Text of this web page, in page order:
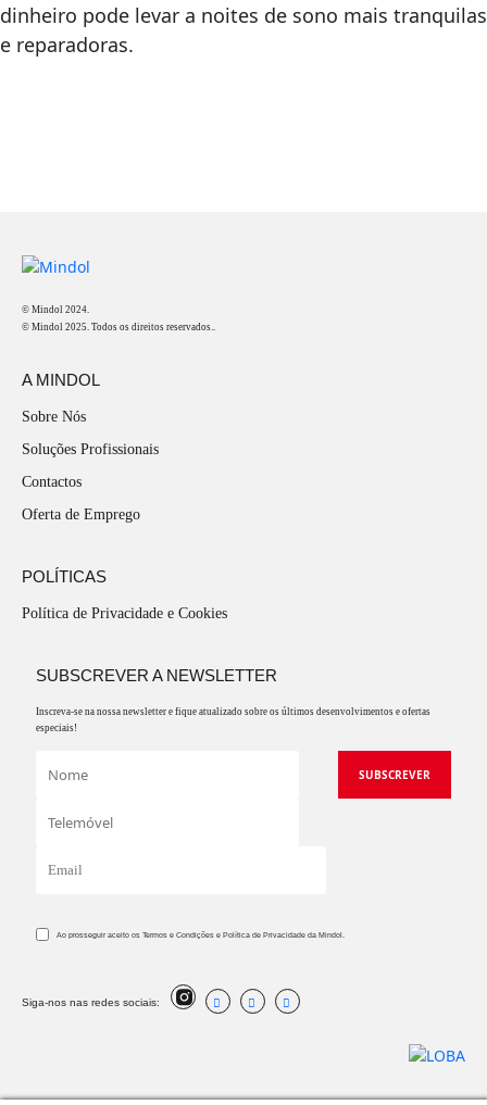
dinheiro pode levar a noites de sono mais tranquilas
e reparadoras.
© Mindol 2024.
© Mindol 2025. Todos os direitos reservados..
A MINDOL
Sobre Nós
Soluções Profissionais
Contactos
Oferta de Emprego
POLÍTICAS
Política de Privacidade e Cookies
SUBSCREVER A NEWSLETTER
Inscreva-se na nossa newsletter e fique atualizado sobre os últimos desenvolvimentos e ofertas
especiais!
Ao prosseguir aceito os Termos e Condições e Política de Privacidade da Mindol.
Siga-nos nas redes sociais: